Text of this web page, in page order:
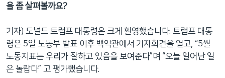
을 좀 살펴볼까요?
기자) 도널드 트럼프 대통령은 크게 환영했습니다. 트럼프 대통
령은 5일 노동부 발표 이후 백악관에서 기자회견을 열고, “5월
노동지표는 우리가 잘하고 있음을 보여준다”며 “오늘 일어난 일
은 놀랍다” 고 평가했습니다.